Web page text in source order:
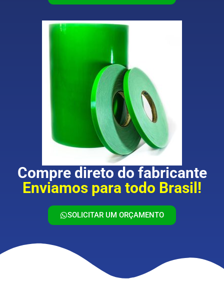
Compre direto do fabricante
Enviamos para todo Brasil!
SOLICITAR UM ORÇAMENTO